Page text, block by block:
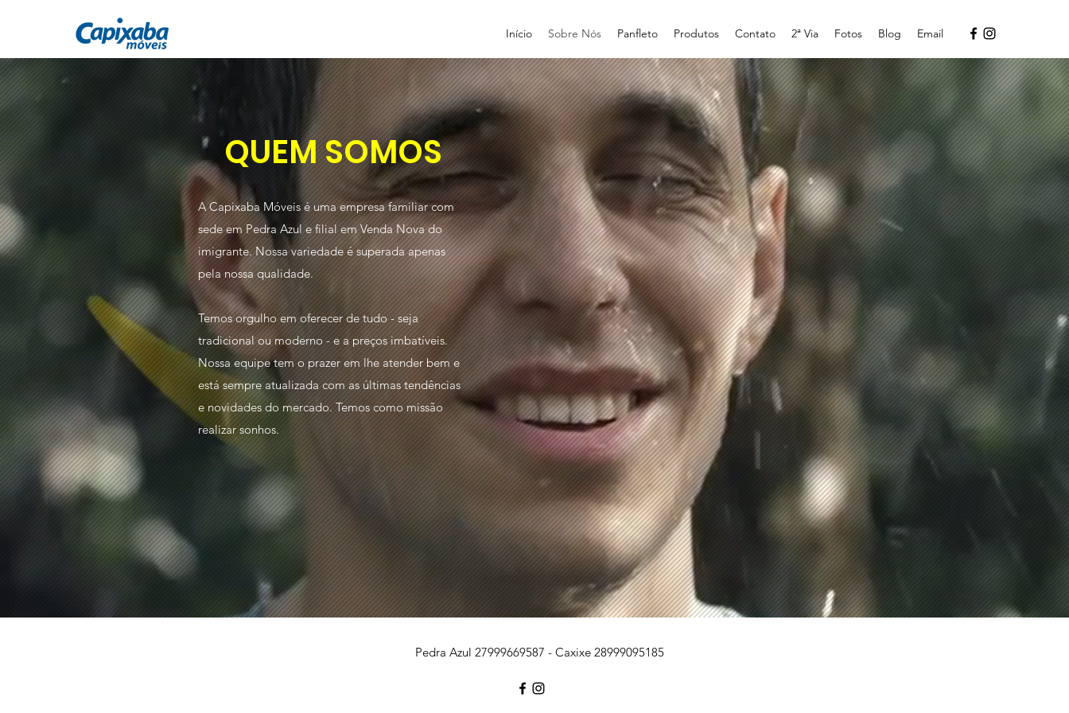
Início Sobre Nós Panfleto Produtos Contato 2ª Via Fotos Blog Email
QUEM SOMOS
A Capixaba Móveis é uma empresa familiar com
sede em Pedra Azul e filial em Venda Nova do
imigrante. Nossa variedade é superada apenas
pela nossa qualidade.
Temos orgulho em oferecer de tudo - seja
tradicional ou moderno - e a preços imbatíveis.
Nossa equipe tem o prazer em lhe atender bem e
está sempre atualizada com as últimas tendências
e novidades do mercado. Temos como missão
realizar sonhos.
Pedra Azul 27999669587 - Caxixe 28999095185